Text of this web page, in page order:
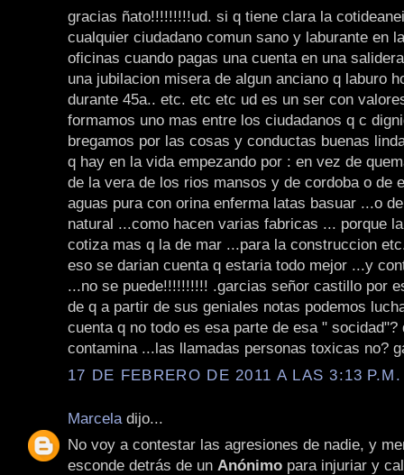
gracias ñato!!!!!!!!!ud. si q tiene clara la
cualquier ciudadano comun sano y laburante en
oficinas cuando pagas una cuenta en una
una jubilacion misera de algun anciano q laburo
durante 45a.. etc. etc etc ud es un ser con
formamos uno mas entre los ciudadanos q c
bregamos por las cosas y conductas buenas
q hay en la vida empezando por : en vez de
de la vera de los rios mansos y de cordoba o de
aguas pura con orina enferma latas basuar ...o
natural ...como hacen varias fabricas ... porque
cotiza mas q la de mar ...para la construccion
eso se darian cuenta q estaria todo mejor ...y
...no se puede!!!!!!!!!! .garcias señor castillo por
de q a partir de sus geniales notas podemos
cuenta q no todo es esa parte de esa " socidad"?
contamina ...las llamadas personas toxicas no?
17 DE FEBRERO DE 2011 A LAS 3:13 P.M.
Marcela dijo...
No voy a contestar las agresiones de nadie, y
esconde detrás de un Anónimo para injuriar y